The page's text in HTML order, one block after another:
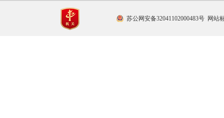
苏公网安备32041102000483号 网站